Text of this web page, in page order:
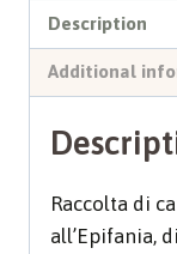
Description
Additional
Raccolta di
all’Epifania,